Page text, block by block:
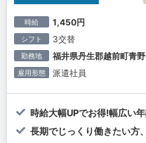
時給 1,450円
シフト 3交替
勤務地 福井県丹生郡越前町青
雇用形態 派遣社員
時給大幅UPでお得!幅広い
長期でじっくり働きたい方